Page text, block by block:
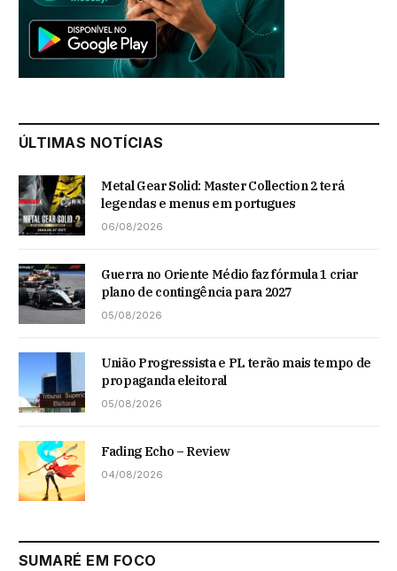
ÚLTIMAS NOTÍCIAS
Metal Gear Solid: Master Collection 2 terá
legendas e menus em portugues
06/08/2026
Guerra no Oriente Médio faz fórmula 1 criar
plano de contingência para 2027
05/08/2026
União Progressista e PL terão mais tempo de
propaganda eleitoral
05/08/2026
Fading Echo – Review
04/08/2026
SUMARÉ EM FOCO